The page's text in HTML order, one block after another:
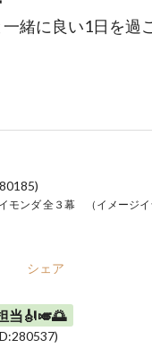
緒に良い1日を過
シェア
当🎻🎺🌅